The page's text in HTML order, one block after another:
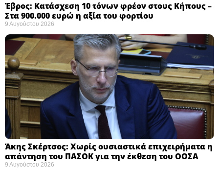
Έβρος: Κατάσχεση 10 τόνων φρέον στους Κήπους –
Στα 900.000 ευρώ η αξία του φορτίου ​
9 Αυγούστου 2026
Άκης Σκέρτσος: Χωρίς ουσιαστικά επιχειρήματα η
απάντηση του ΠΑΣΟΚ για την έκθεση του ΟΟΣΑ ​
9 Αυγούστου 2026